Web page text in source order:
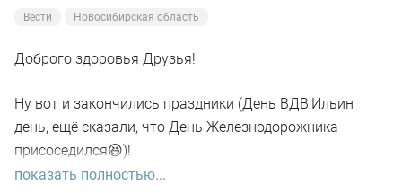
Вести Новосибирская область
Доброго здоровья Друзья!
Ну вот и закончились праздники (День ВДВ,Ильин
день, ещё сказали, что День Железнодорожника
присоседился😆)!
показать полностью...